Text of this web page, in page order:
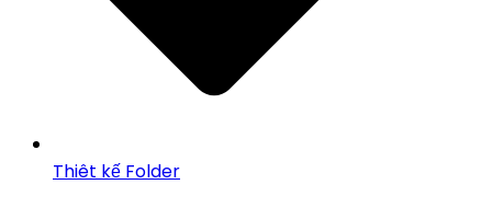
Thiêt kế Folder